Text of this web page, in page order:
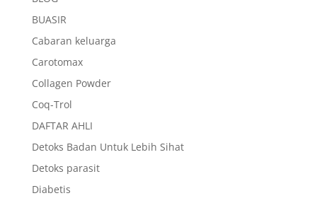
BUASIR
Cabaran keluarga
Carotomax
Collagen Powder
Coq-Trol
DAFTAR AHLI
Detoks Badan Untuk Lebih Sihat
Detoks parasit
Diabetis